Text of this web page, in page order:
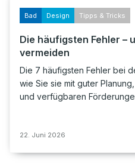
Bad Design Tipps & Tricks
Die häufigsten Fehler –
vermeiden
Die 7 häufigsten Fehler bei
wie Sie sie mit guter
und verfügbaren
22. Juni 2026